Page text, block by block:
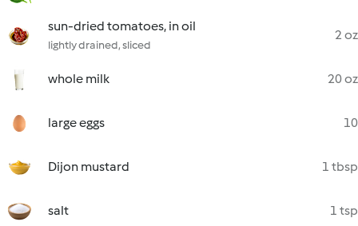
sun-dried tomatoes, in oil
lightly drained, sliced
2 oz
whole milk 20 oz
large eggs 10
Dijon mustard 1 tbsp
salt 1 tsp